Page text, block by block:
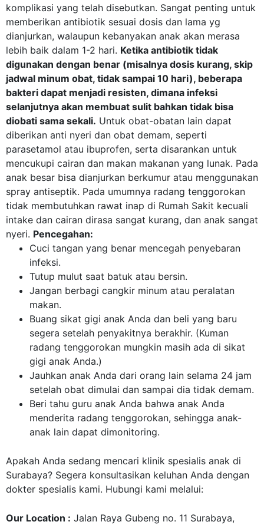
komplikasi yang telah disebutkan. Sangat penting untuk
memberikan antibiotik sesuai dosis dan lama yg
dianjurkan, walaupun kebanyakan anak akan merasa
lebih baik dalam 1-2 hari. Ketika antibiotik tidak
digunakan dengan benar (misalnya dosis kurang, skip
jadwal minum obat, tidak sampai 10 hari), beberapa
bakteri dapat menjadi resisten, dimana infeksi
selanjutnya akan membuat sulit bahkan tidak bisa
diobati sama sekali. Untuk obat-obatan lain dapat
diberikan anti nyeri dan obat demam, seperti
parasetamol atau ibuprofen, serta disarankan untuk
mencukupi cairan dan makan makanan yang lunak. Pada
anak besar bisa dianjurkan berkumur atau menggunakan
spray antiseptik. Pada umumnya radang tenggorokan
tidak membutuhkan rawat inap di Rumah Sakit kecuali
intake dan cairan dirasa sangat kurang, dan anak sangat
nyeri. Pencegahan:
Cuci tangan yang benar mencegah penyebaran
infeksi.
Tutup mulut saat batuk atau bersin.
Jangan berbagi cangkir minum atau peralatan
makan.
Buang sikat gigi anak Anda dan beli yang baru
segera setelah penyakitnya berakhir. (Kuman
radang tenggorokan mungkin masih ada di sikat
gigi anak Anda.)
Jauhkan anak Anda dari orang lain selama 24 jam
setelah obat dimulai dan sampai dia tidak demam.
Beri tahu guru anak Anda bahwa anak Anda
menderita radang tenggorokan, sehingga anak-
anak lain dapat dimonitoring.
Apakah Anda sedang mencari klinik spesialis anak di
Surabaya? Segera konsultasikan keluhan Anda dengan
dokter spesialis kami. Hubungi kami melalui:
Our Location : Jalan Raya Gubeng no. 11 Surabaya,